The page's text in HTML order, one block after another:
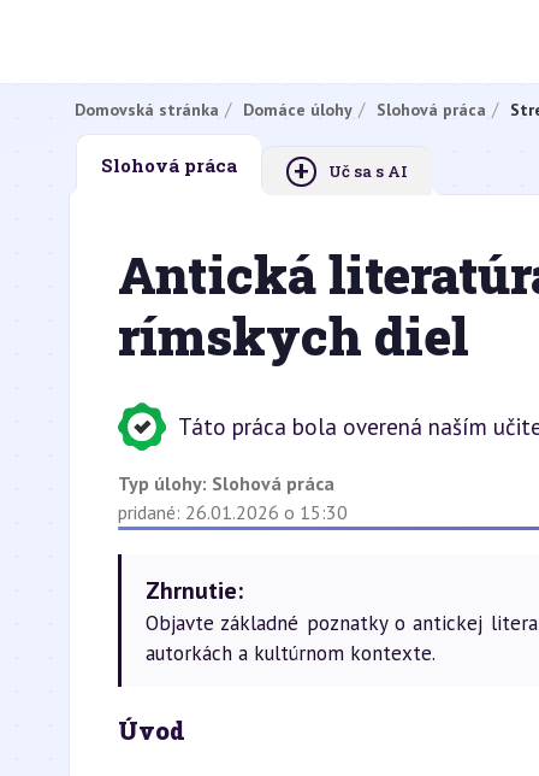
Domovská stránka Domáce úlohy Slohová práca
Slohová práca + Uč sa s AI
Antická
rímskych diel
Táto práca bola overená naším
Typ úlohy: Slohová práca
pridané: 26.01.2026 o 15:30
Zhrnutie:
Objavte základné poznatky o antickej
autorkách a kultúrnom kontexte.
Úvod